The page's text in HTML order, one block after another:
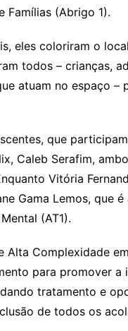
Famílias (Abrigo 1).
eles coloriram o
todos – crianças,
atuam no espaço
que
Caleb Serafim,
Vitória
Gama Lemos, que
(AT1).
Alta Complexidade
para promover a
tratamento e
de todos os